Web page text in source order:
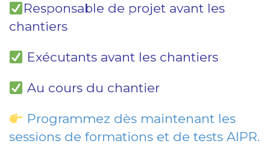
Responsable de projet avant les
chantiers
Exécutants avant les chantiers
Au cours du chantier
Programmez dès maintenant les
sessions de formations et de tests AIPR.